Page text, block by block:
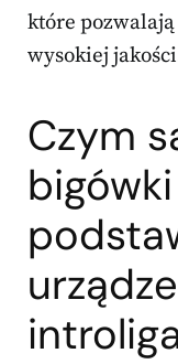
które
wysokiej
Czym